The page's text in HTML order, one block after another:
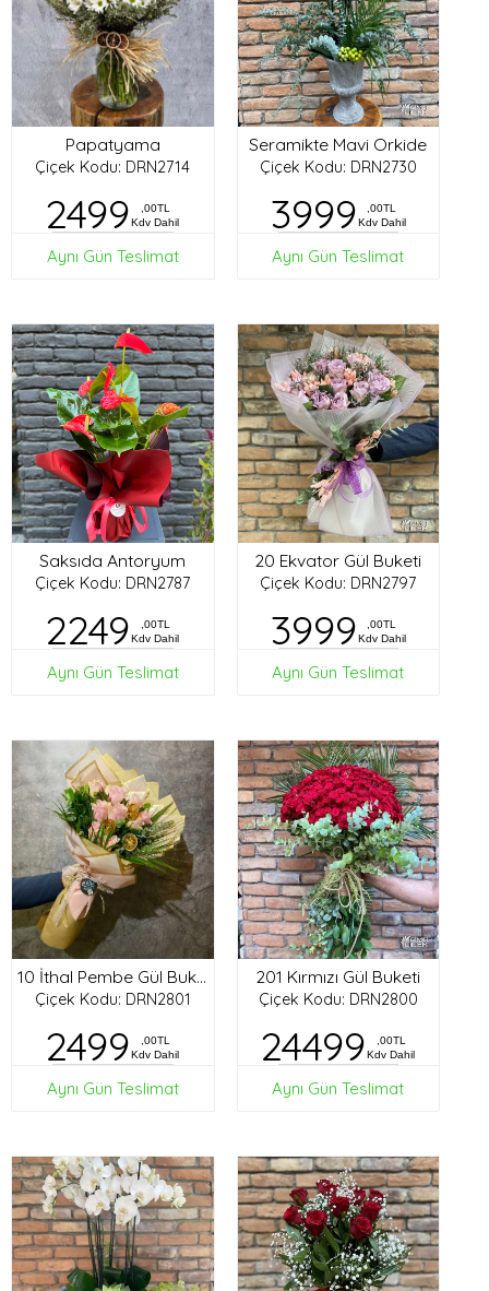
Papatyama
Çiçek Kodu: DRN2714
2499
,00TL
Kdv Dahil
Aynı Gün Teslimat
Seramikte Mavi Orkide
Çiçek Kodu: DRN2730
3999
,00TL
Kdv Dahil
Aynı Gün Teslimat
Saksıda Antoryum
Çiçek Kodu: DRN2787
2249
,00TL
Kdv Dahil
Aynı Gün Teslimat
20 Ekvator Gül Buketi
Çiçek Kodu: DRN2797
3999
,00TL
Kdv Dahil
Aynı Gün Teslimat
10 İthal Pembe Gül Buketi
Çiçek Kodu: DRN2801
2499
,00TL
Kdv Dahil
Aynı Gün Teslimat
201 Kırmızı Gül Buketi
Çiçek Kodu: DRN2800
24499
,00TL
Kdv Dahil
Aynı Gün Teslimat